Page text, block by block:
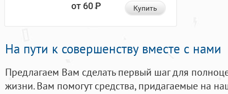
от 60Р Купить
На пути к совершенству вместе с нами
Предлагаем Вам сделать первый шаг для
жизни. Вам помогут средства, придагаемые на